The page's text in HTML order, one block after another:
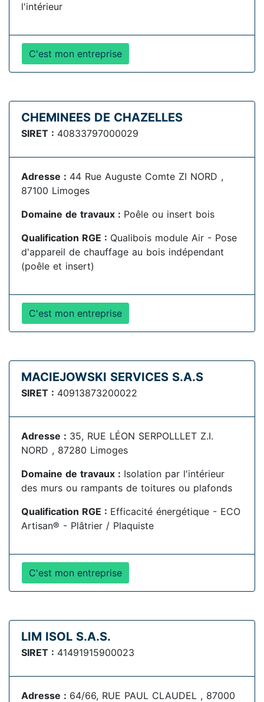
l'intérieur
C'est mon entreprise
CHEMINEES DE CHAZELLES
SIRET : 40833797000029
Adresse : 44 Rue Auguste Comte ZI NORD ,
87100 Limoges
Domaine de travaux : Poêle ou insert bois
Qualification RGE : Qualibois module Air - Pose
d'appareil de chauffage au bois indépendant
(poêle et insert)
C'est mon entreprise
MACIEJOWSKI SERVICES S.A.S
SIRET : 40913873200022
Adresse : 35, RUE LÉON SERPOLLLET Z.I.
NORD , 87280 Limoges
Domaine de travaux : Isolation par l'intérieur
des murs ou rampants de toitures ou plafonds
Qualification RGE : Efficacité énergétique - ECO
Artisan® - Plâtrier / Plaquiste
C'est mon entreprise
LIM ISOL S.A.S.
SIRET : 41491915900023
Adresse : 64/66, RUE PAUL CLAUDEL , 87000